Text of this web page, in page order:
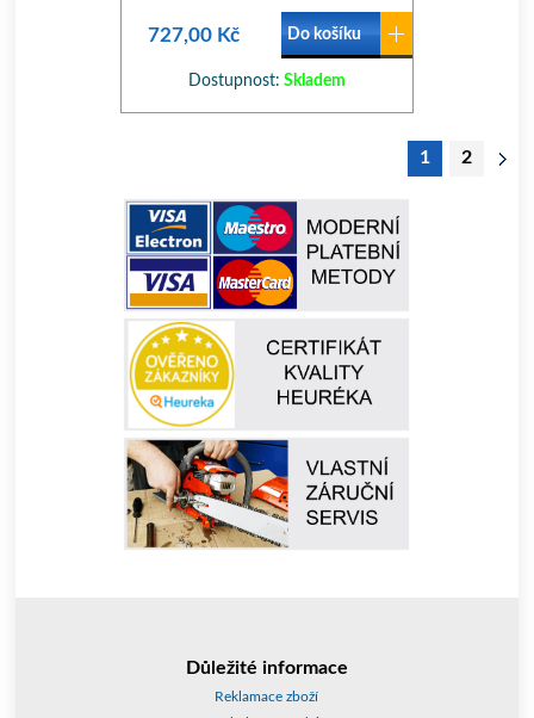
727,00 Kč Do košíku
Dostupnost: Skladem
1 2
Důležité informace
Reklamace zboží